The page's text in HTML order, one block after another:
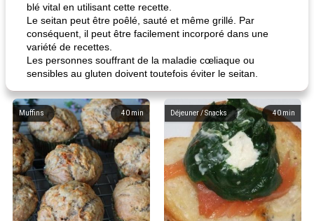
blé vital en utilisant cette recette.
Le seitan peut être poêlé, sauté et même grillé. Par
conséquent, il peut être facilement incorporé dans une
variété de recettes.
Les personnes souffrant de la maladie cœliaque ou
sensibles au gluten doivent toutefois éviter le seitan.
40 min
Muffins 40 min
Déjeuner / Snacks